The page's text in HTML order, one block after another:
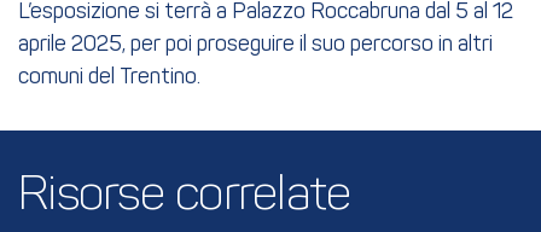
L’esposizione si terrà a Palazzo Roccabruna dal 5 al 12
aprile 2025, per poi proseguire il suo percorso in altri
comuni del Trentino.
Risorse correlate